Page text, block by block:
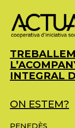
TREBALLEM
INTEGRAL
ON ESTEM?
PENEDÈS